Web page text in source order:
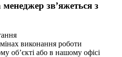
зв’яжеться з
виконання роботи
об’єкті або в нашому офісі